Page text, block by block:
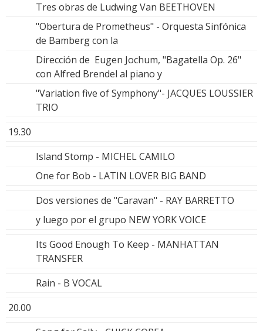
Tres obras de Ludwing Van BEETHOVEN
"Obertura de Prometheus" - Orquesta Sinfónica
de Bamberg con la
Dirección de Eugen Jochum, "Bagatella Op. 26"
con Alfred Brendel al piano y
"Variation five of Symphony"- JACQUES LOUSSIER
TRIO
19.30
Island Stomp - MICHEL CAMILO
One for Bob - LATIN LOVER BIG BAND
Dos versiones de "Caravan" - RAY BARRETTO
y luego por el grupo NEW YORK VOICE
Its Good Enough To Keep - MANHATTAN
TRANSFER
Rain - B VOCAL
20.00